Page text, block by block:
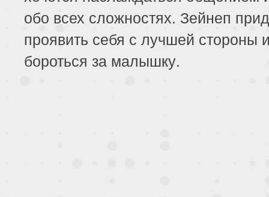
обо всех сложностях. Зейнеп
проявить себя с лучшей стороны
бороться за малышку.